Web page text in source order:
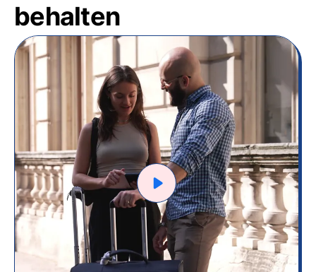
behalten